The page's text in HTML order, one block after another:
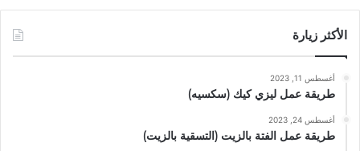
الأكثر زيارة
أغسطس 11, 2023
طريقة عمل ليزي كيك (سكسيه)
أغسطس 24, 2023
طريقة عمل الفتة بالزيت (التسقية بالزيت)